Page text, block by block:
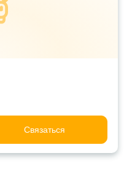
Связаться